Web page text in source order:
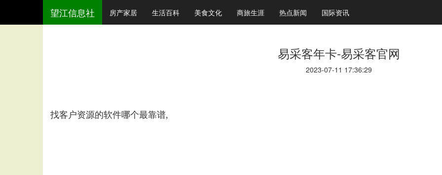
望江信息社 房产家居 生活百科 美食文化 商旅生涯 热点新闻 国际资讯
易采客年卡-易采客官网
2023-07-11 17:36:29
找客户资源的软件哪个最靠谱,